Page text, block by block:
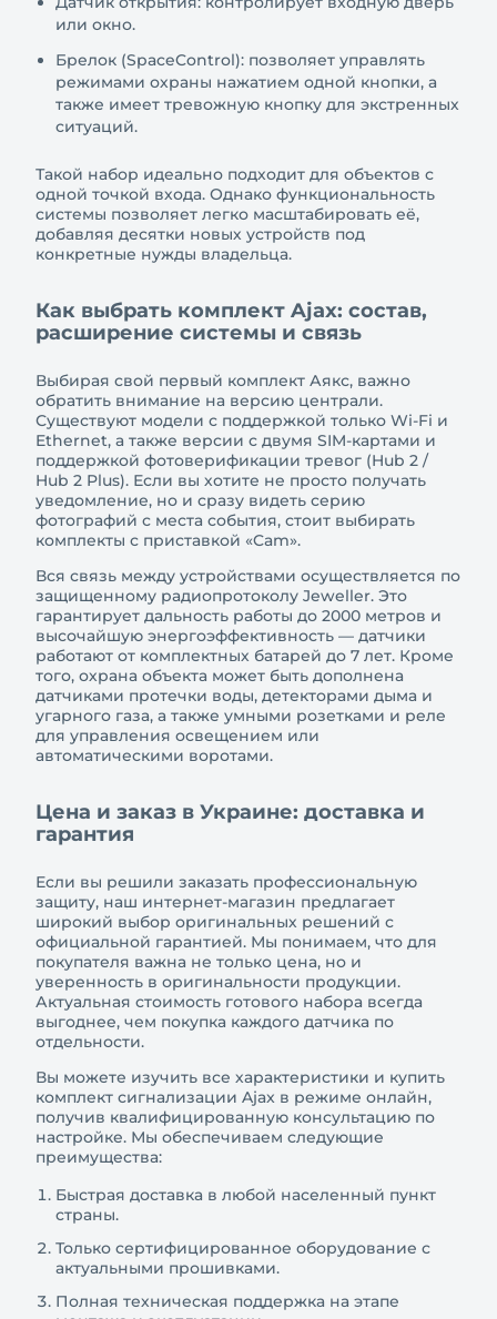
или окно.
Брелок (SpaceControl): позволяет управлять
режимами охраны нажатием одной кнопки, а
также имеет тревожную кнопку для экстренных
ситуаций.
Такой набор идеально подходит для объектов с
одной точкой входа. Однако функциональность
системы позволяет легко масштабировать её,
добавляя десятки новых устройств под
конкретные нужды владельца.
Как выбрать комплект Ajax: состав,
расширение системы и связь
Выбирая свой первый комплект Аякс, важно
обратить внимание на версию централи.
Существуют модели с поддержкой только Wi-Fi и
Ethernet, а также версии с двумя SIM-картами и
поддержкой фотоверификации тревог (Hub 2 /
Hub 2 Plus). Если вы хотите не просто получать
уведомление, но и сразу видеть серию
фотографий с места события, стоит выбирать
комплекты с приставкой «Cam».
Вся связь между устройствами осуществляется по
защищенному радиопротоколу Jeweller. Это
гарантирует дальность работы до 2000 метров и
высочайшую энергоэффективность — датчики
работают от комплектных батарей до 7 лет. Кроме
того, охрана объекта может быть дополнена
датчиками протечки воды, детекторами дыма и
угарного газа, а также умными розетками и реле
для управления освещением или
автоматическими воротами.
Цена и заказ в Украине: доставка и
гарантия
Если вы решили заказать профессиональную
защиту, наш интернет-магазин предлагает
широкий выбор оригинальных решений с
официальной гарантией. Мы понимаем, что для
покупателя важна не только цена, но и
уверенность в оригинальности продукции.
Актуальная стоимость готового набора всегда
выгоднее, чем покупка каждого датчика по
отдельности.
Вы можете изучить все характеристики и купить
комплект сигнализации Ajax в режиме онлайн,
получив квалифицированную консультацию по
настройке. Мы обеспечиваем следующие
преимущества:
Быстрая доставка в любой населенный пункт
страны.
Только сертифицированное оборудование с
актуальными прошивками.
Полная техническая поддержка на этапе